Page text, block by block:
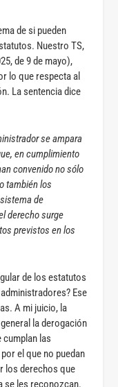
de si pueden
Nuestro TS,
de 9 de mayo),
lo que respecta al
La sentencia dice
se ampara
en cumplimiento
convenido no sólo
también los
de
derecho surge
previstos en los
de los estatutos
Ese
A mi juicio, la
la derogación
las
el que no puedan
los derechos que
se les reconozcan.